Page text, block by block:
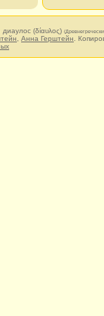
(δίαυλος)
Анна Герштейн .